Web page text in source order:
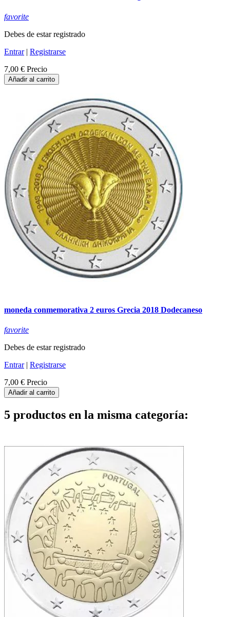
favorite
Debes de estar registrado
Entrar| Registrarse
7,00 € Precio
Añadir al carrito
moneda conmemorativa 2 euros Grecia 2018 Dodecaneso
favorite
Debes de estar registrado
Entrar| Registrarse
7,00 € Precio
Añadir al carrito
5 productos en la misma categoría: